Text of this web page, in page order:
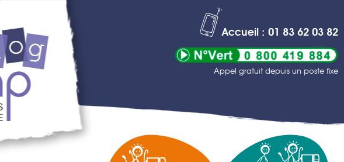
Accueil : 01 83 62 03 82
Appel gratuit depuis un poste fixe